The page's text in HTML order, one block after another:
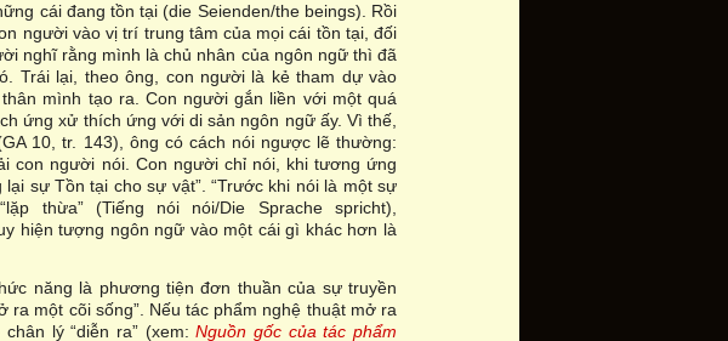
cái đang tồn tại (die Seienden/the beings). Rồi
người vào vị trí trung tâm của mọi cái tồn tại, đối
nghĩ rằng mình là chủ nhân của ngôn ngữ thì đã
Trái lại, theo ông, con người là kẻ tham dự vào
mình tạo ra. Con người gắn liền với một quá
ứng xử thích ứng với di sản ngôn ngữ ấy. Vì thế,
10, tr. 143), ông có cách nói ngược lẽ thường:
con người nói. Con người chỉ nói, khi tương ứng
sự Tồn tại cho sự vật”. “Trước khi nói là một sự
thừa” (Tiếng nói nói/Die Sprache spricht),
hiện tượng ngôn ngữ vào một cái gì khác hơn là
năng là phương tiện đơn thuần của sự truyền
ra một cõi sống”. Nếu tác phẩm nghệ thuật mở ra
lý “diễn ra” (xem:Nguồn gốc của tác phẩm